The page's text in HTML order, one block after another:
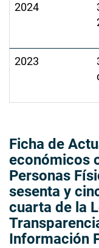
2024
2023
Ficha de
económicos
Personas
sesenta y
cuarta de la
Información